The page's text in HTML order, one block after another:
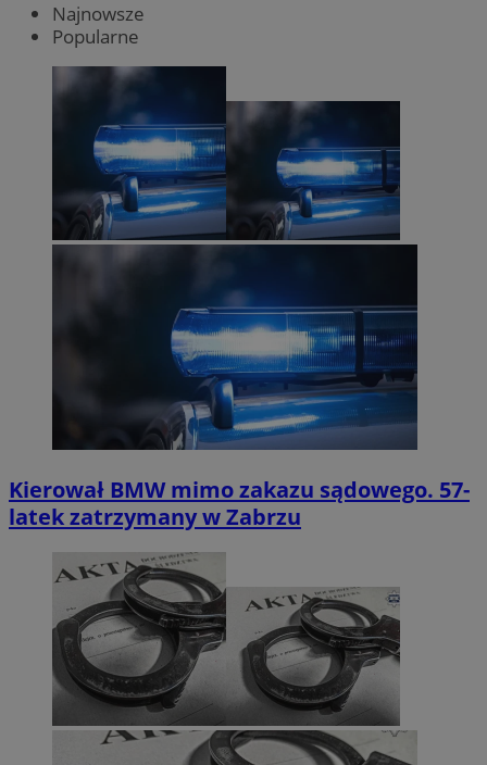
Najnowsze
Popularne
Kierował BMW mimo zakazu sądowego. 57-
latek zatrzymany w Zabrzu